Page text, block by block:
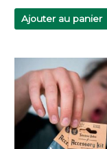
Ajouter au panier
prix
initial
était :
8.99€.
prix
actuel
est :
7.99€.